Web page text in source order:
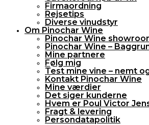
Firmaordning
Rejsetips
Diverse vinudstyr
Om Pinochar Wine
Pinochar Wine
Pinochar Wine –
Mine partnere
Følg mig
Test mine vine – nemt
Kontakt Pinochar Wine
Mine værdier
Det siger kunderne
Hvem er Poul Victor
Fragt & levering
Persondatapolitik